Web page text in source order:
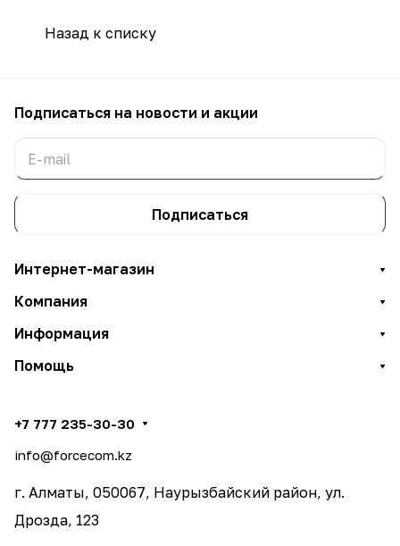
Назад к списку
Подписаться на новости и акции
Подписаться
Интернет-магазин
Компания
Информация
Помощь
+7 777 235-30-30
info@forcecom.kz
г. Алматы, 050067, Наурызбайский район, ул.
Дрозда, 123